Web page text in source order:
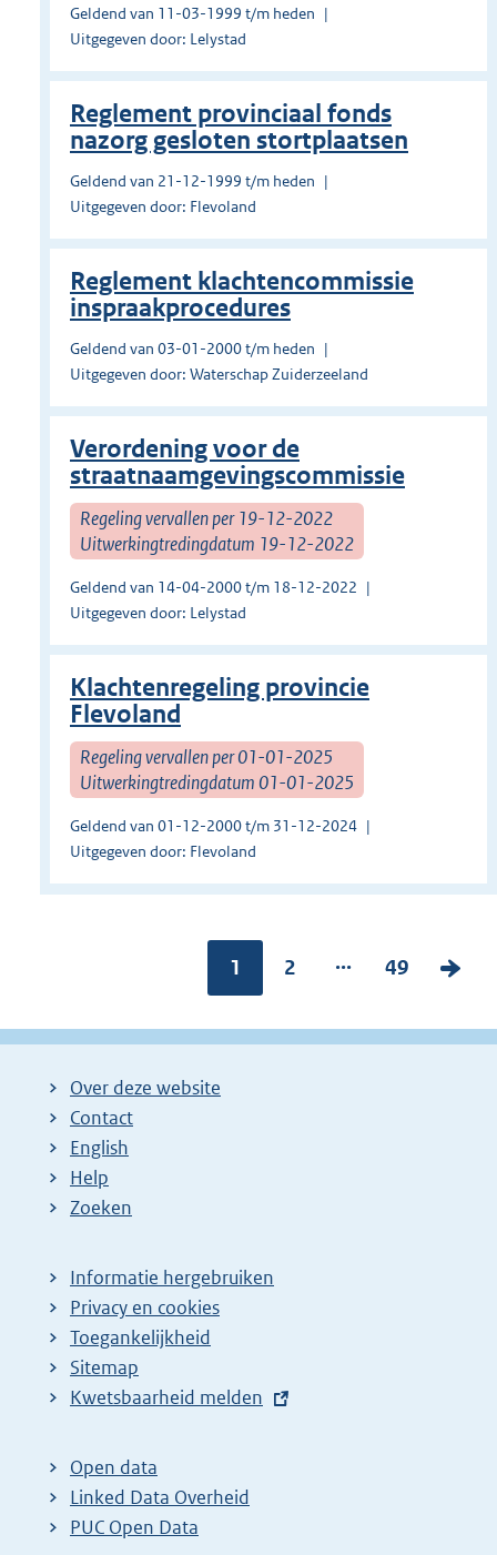
Geldend van 11-03-1999 t/m heden
Uitgegeven door: Lelystad
Reglement provinciaal fonds
nazorg gesloten stortplaatsen
Geldend van 21-12-1999 t/m heden
Uitgegeven door: Flevoland
Reglement klachtencommissie
inspraakprocedures
Geldend van 03-01-2000 t/m heden
Uitgegeven door: Waterschap Zuiderzeeland
Verordening voor de
straatnaamgevingscommissie
Regeling vervallen per 19-12-2022
Uitwerkingtredingdatum 19-12-2022
Geldend van 14-04-2000 t/m 18-12-2022
Uitgegeven door: Lelystad
Klachtenregeling provincie
Flevoland
Regeling vervallen per 01-01-2025
Uitwerkingtredingdatum 01-01-2025
Geldend van 01-12-2000 t/m 31-12-2024
Uitgegeven door: Flevoland
Pagina:
1
P
g
2 ...
P
g
49
V
l
Over deze website
Contact
English
Help
Zoeken
Informatie hergebruiken
Privacy en cookies
Toegankelijkheid
Sitemap
E
t
e
r
Kwetsbaarheid melden
Open data
Linked Data Overheid
PUC Open Data